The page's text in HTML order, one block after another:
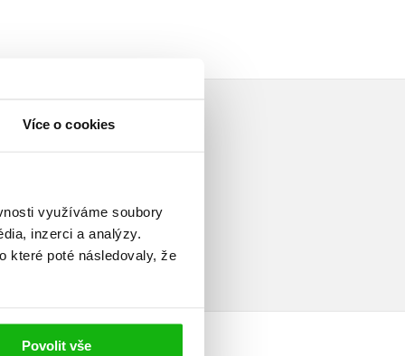
Více o cookies
využíváme soubory
inzerci a analýzy.
které poté následovaly, že
Povolit vše